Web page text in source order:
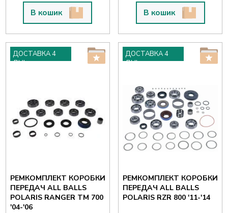
В кошик В кошик
ДОСТАВКА 4
ДНІ
РЕМКОМПЛЕКТ КОРОБКИ
ПЕРЕДАЧ ALL BALLS
POLARIS RANGER TM 700
'04-'06
ДОСТАВКА 4
ДНІ
РЕМКОМПЛЕКТ КОРОБКИ
ПЕРЕДАЧ ALL BALLS
POLARIS RZR 800 '11-'14